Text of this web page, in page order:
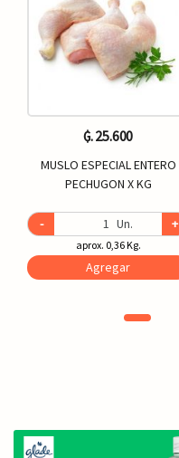
₲. 25.600
MUSLO ESPECIAL ENTERO
PECHUGON X KG
- Un. +
aprox. 0,36 Kg.
Agregar